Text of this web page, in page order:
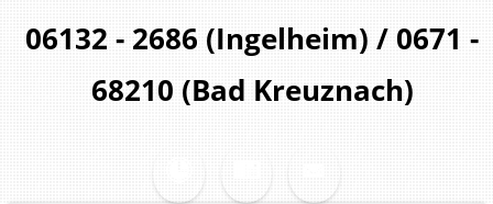
06132 - 2686 (Ingelheim) / 0671 -
68210 (Bad Kreuznach)